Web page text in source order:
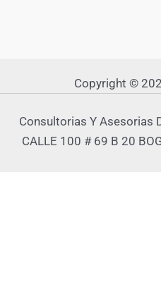
Copyright ©
Consultorias Y Asesorias
CALLE 100 # 69 B 20